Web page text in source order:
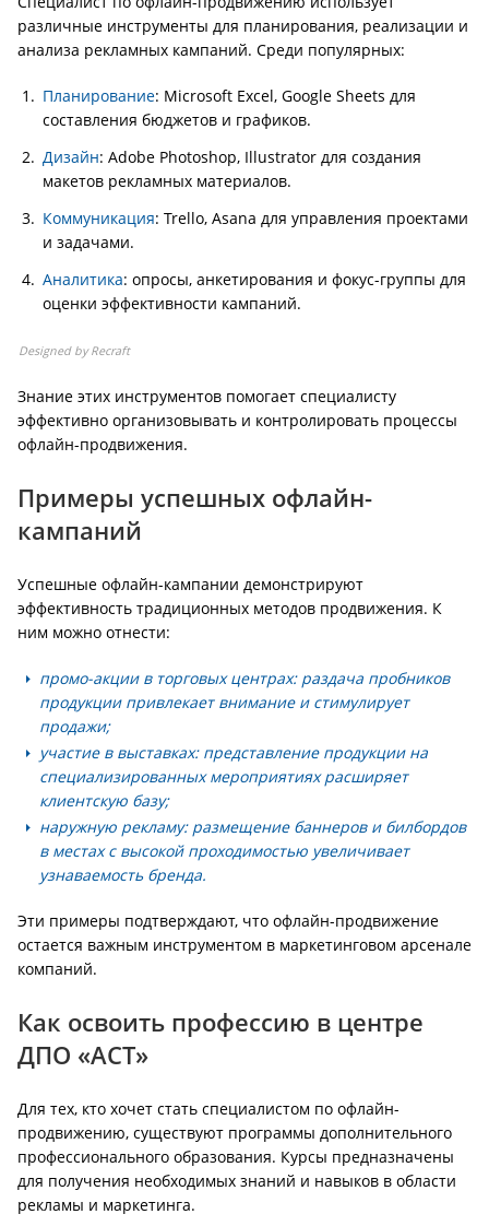
различные инструменты для планирования, реализации и
анализа рекламных кампаний. Среди популярных:
Планирование: Microsoft Excel, Google Sheets для
составления бюджетов и графиков.
Дизайн: Adobe Photoshop, Illustrator для создания
макетов рекламных материалов.
Коммуникация: Trello, Asana для управления проектами
и задачами.
Аналитика: опросы, анкетирования и фокус-группы для
оценки эффективности кампаний.
Designed by Recraft
Знание этих инструментов помогает специалисту
эффективно организовывать и контролировать процессы
офлайн-продвижения.
Примеры успешных офлайн-
кампаний
Успешные офлайн-кампании демонстрируют
эффективность традиционных методов продвижения. К
ним можно отнести:
промо-акции в торговых центрах: раздача пробников
продукции привлекает внимание и стимулирует
продажи;
участие в выставках: представление продукции на
специализированных мероприятиях расширяет
клиентскую базу;
наружную рекламу: размещение баннеров и билбордов
в местах с высокой проходимостью увеличивает
узнаваемость бренда.
Эти примеры подтверждают, что офлайн-продвижение
остается важным инструментом в маркетинговом арсенале
компаний.
Как освоить профессию в центре
ДПО «АСТ»
Для тех, кто хочет стать специалистом по офлайн-
продвижению, существуют программы дополнительного
профессионального образования. Курсы предназначены
для получения необходимых знаний и навыков в области
рекламы и маркетинга.